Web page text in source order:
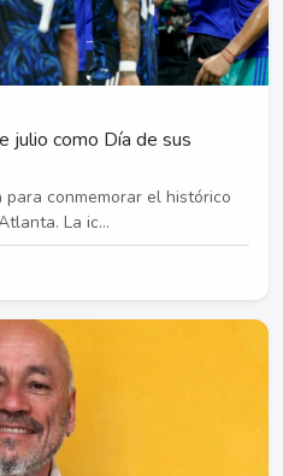
julio como Día de sus
conmemorar el histórico
La ic...